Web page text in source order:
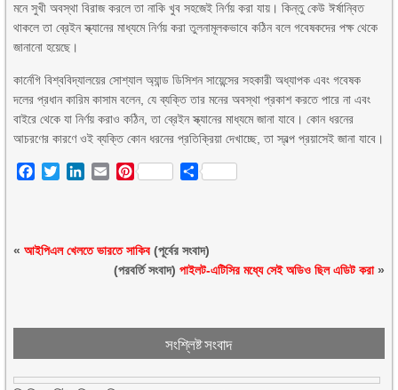
মনে সুখী অবস্থা বিরাজ করলে তা নাকি খুব সহজেই নির্ণয় করা যায়। কিন্তু কেউ ঈর্ষান্বিত
থাকলে তা ব্রেইন স্ক্যানের মাধ্যমে নির্ণয় করা তুলনামূলকভাবে কঠিন বলে গবেষকদের পক্ষ থেকে
জানানো হয়েছে।
কার্নেগি বিশ্ববিদ্যালয়ের সোশ্যাল অ্যান্ড ডিসিশন সায়েন্সের সহকারী অধ্যাপক এবং গবেষক
দলের প্রধান কারিম কাসাম বলেন, যে ব্যক্তি তার মনের অবস্থা প্রকাশ করতে পারে না এবং
বাইরে থেকে যা নির্ণয় করাও কঠিন, তা ব্রেইন স্ক্যানের মাধ্যমে জানা যাবে। কোন ধরনের
আচরণের কারণে ওই ব্যক্তি কোন ধরনের প্রতিক্রিয়া দেখাচ্ছে, তা স্বল্প প্রয়াসেই জানা যাবে।
Facebook
TwitterLinkedIn
EmailPinterest Share
«আইপিএল খেলতে ভারতে সাকিব(পূর্বের সংবাদ)
(পরবর্তি সংবাদ) পাইলট-এটিসির মধ্যে সেই অডিও ছিল এডিট করা»
সংশ্লিষ্ট সংবাদ